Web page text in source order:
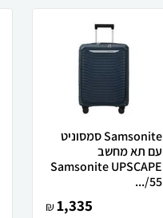
Samsonite סמסוניט
עם תא מחשב
Samsonite UPSCAPE
55/...
1,335
₪